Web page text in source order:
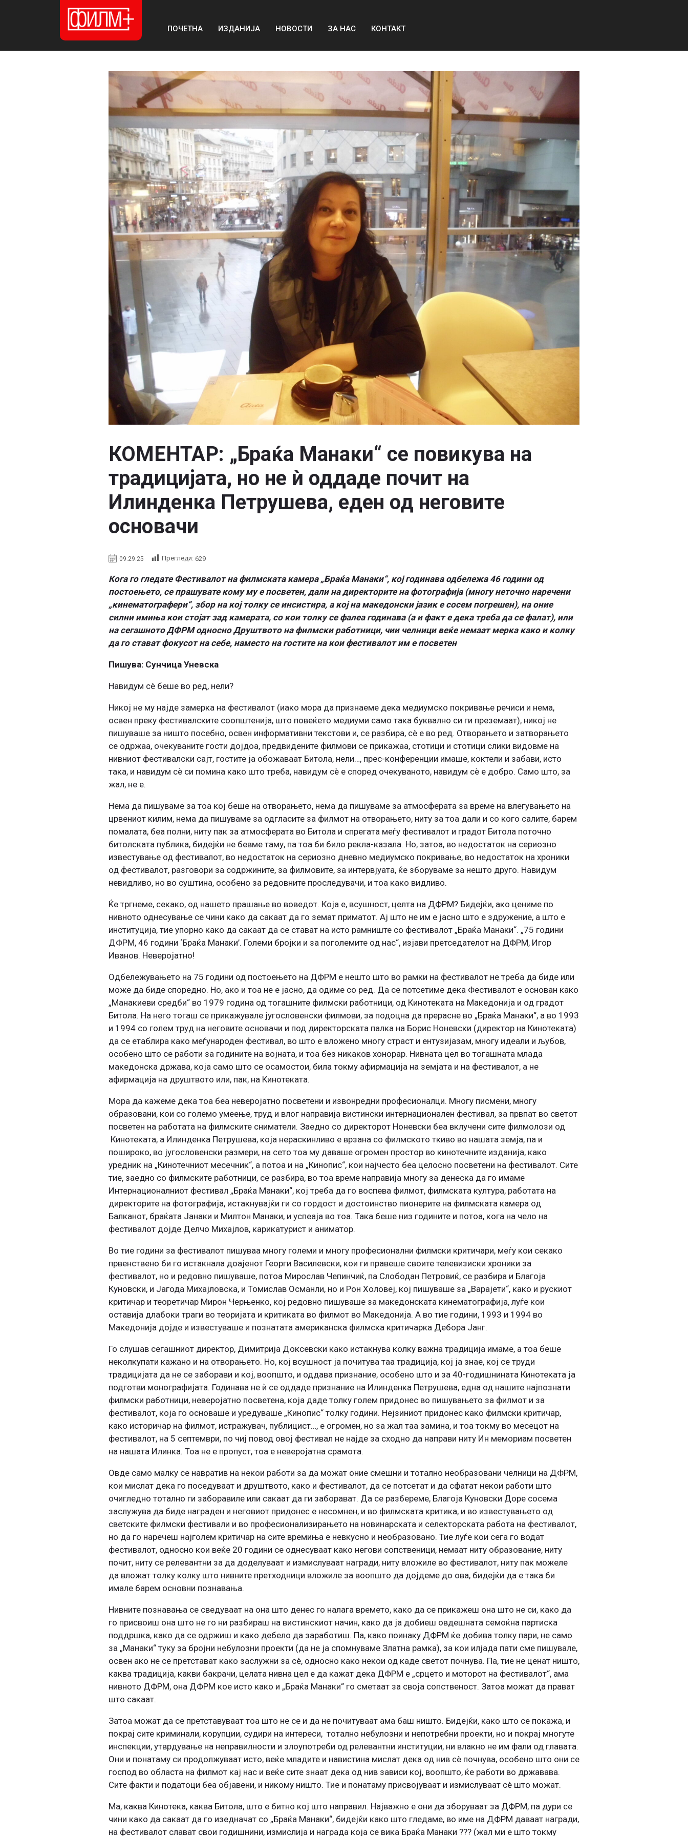
ПОЧЕТНА ИЗДАНИЈА НОВОСТИ ЗА НАС КОНТАКТ
КОМЕНТАР: „Браќа Манаки“ се повикува на
традицијата, но не ѝ оддаде почит на
Илинденка Петрушева, еден од неговите
основачи
09.29.25 Прегледи: 629
Кога го гледате Фестивалот на филмската камера „Браќа Манаки“, кој годинава одбележа 46 години од
постоењето, се прашувате кому му е посветен, дали на директорите на фотографија (многу неточно наречени
„кинематографери“, збор на кој толку се инсистира, а кој на македонски јазик е сосем погрешен), на оние
силни имиња кои стојат зад камерата, со кои толку се фалеа годинава (а и факт е дека треба да се фалат), или
на сегашното ДФРМ односно Друштвото на филмски работници, чии челници веќе немаат мерка како и колку
да го стават фокусот на себе, наместо на гостите на кои фестивалот им е посветен
Пишува: Сунчица Уневска
Навидум сè беше во ред, нели?
Никој не му најде замерка на фестивалот (иако мора да признаеме дека медиумско покривање речиси и нема,
освен преку фестивалските соопштенија, што повеќето медиуми само така буквално си ги преземаат), никој не
пишуваше за ништо посебно, освен информативни текстови и, се разбира, сè е во ред. Отворањето и затворањето
се одржаа, очекуваните гости дојдоа, предвидените филмови се прикажаа, стотици и стотици слики видовме на
нивниот фестивалски сајт, гостите ја обожаваат Битола, нели…, прес-конференции имаше, коктели и забави, исто
така, и навидум сè си помина како што треба, навидум сè е според очекуваното, навидум сè е добро. Само што, за
жал, не е.
Нема да пишуваме за тоа кој беше на отворањето, нема да пишуваме за атмосферата за време на влегувањето на
црвениот килим, нема да пишуваме за одгласите за филмот на отворањето, ниту за тоа дали и со кого салите, барем
помалата, беа полни, ниту пак за атмосферата во Битола и спрегата меѓу фестивалот и градот Битола поточно
битолската публика, бидејќи не бевме таму, па тоа би било рекла-казала. Но, затоа, во недостаток на сериозно
известување од фестивалот, во недостаток на сериозно дневно медиумско покривање, во недостаток на хроники
од фестивалот, разговори за содржините, за филмовите, за интервјуата, ќе зборуваме за нешто друго. Навидум
невидливо, но во суштина, особено за редовните проследувачи, и тоа како видливо.
Ќе тргнеме, секако, од нашето прашање во воведот. Која е, всушност, целта на ДФРМ? Бидејќи, ако цениме по
нивното однесување се чини како да сакаат да го земат приматот. Ај што не им е јасно што е здружение, а што е
институција, тие упорно како да сакаат да се стават на исто рамниште со фестивалот „Браќа Манаки“. „75 години
ДФРМ, 46 години ‘Браќа Манаки’. Големи бројки и за поголемите од нас“, изјави претседателот на ДФРМ, Игор
Иванов. Неверојатно!
Одбележувањето на 75 години од постоењето на ДФРМ е нешто што во рамки на фестивалот не треба да биде или
може да биде споредно. Но, ако и тоа не е јасно, да одиме со ред. Да се потсетиме дека Фестивалот е основан како
„Манакиеви средби“ во 1979 година од тогашните филмски работници, од Кинотеката на Македонија и од градот
Битола. На него тогаш се прикажувале југословенски филмови, за подоцна да прерасне во „Браќа Манаки“, а во 1993
и 1994 со голем труд на неговите основачи и под директорската палка на Борис Ноневски (директор на Кинотеката)
да се етаблира како меѓународен фестивал, во што е вложено многу страст и ентузијазам, многу идеали и љубов,
особено што се работи за годините на војната, и тоа без никаков хонорар. Нивната цел во тогашната млада
македонска држава, која само што се осамостои, била токму афирмација на земјата и на фестивалот, а не
афирмација на друштвото или, пак, на Кинотеката.
Мора да кажеме дека тоа беа неверојатно посветени и извонредни професионалци. Многу писмени, многу
образовани, кои со големо умеење, труд и влог направија вистински интернационален фестивал, за првпат во светот
посветен на работата на филмските сниматели. Заедно со директорот Ноневски беа вклучени сите филмолози од
Кинотеката, а Илинденка Петрушева, која нераскинливо е врзана со филмското ткиво во нашата земја, па и
пошироко, во југословенски размери, на сето тоа му даваше огромен простор во кинотечните изданија, како
уредник на „Кинотечниот месечник“, а потоа и на „Кинопис“, кои најчесто беа целосно посветени на фестивалот. Сите
тие, заедно со филмските работници, се разбира, во тоа време направија многу за денеска да го имаме
Интернационалниот фестивал „Браќа Манаки“, кој треба да го воспева филмот, филмската култура, работата на
директорите на фотографија, истакнувајќи ги со гордост и достоинство пионерите на филмската камера од
Балканот, браќата Јанаки и Милтон Манаки, и успеаја во тоа. Така беше низ годините и потоа, кога на чело на
фестивалот дојде Делчо Михајлов, карикатурист и аниматор.
Во тие години за фестивалот пишуваа многу големи и многу професионални филмски критичари, меѓу кои секако
првенствено би го истакнала доајенот Георги Василевски, кои ги правеше своите телевизиски хроники за
фестивалот, но и редовно пишуваше, потоа Мирослав Чепинчиќ, па Слободан Петровиќ, се разбира и Благоја
Куновски, и Јагода Михајловска, и Томислав Османли, но и Рон Холовеј, кој пишуваше за „Варајети“, како и рускиот
критичар и теоретичар Мирон Черњенко, кој редовно пишуваше за македонската кинематографија, луѓе кои
оставија длабоки траги во теоријата и критиката во филмот во Македонија. А во тие години, 1993 и 1994 во
Македонија дојде и известуваше и познатата американска филмска критичарка Дебора Јанг.
Го слушав сегашниот директор, Димитрија Доксевски како истакнува колку важна традиција имаме, а тоа беше
неколкупати кажано и на отворањето. Но, кој всушност ја почитува таа традиција, кој ја знае, кој се труди
традицијата да не се заборави и кој, воопшто, и оддава признание, особено што и за 40-годишнината Кинотеката ја
подготви монографијата. Годинава не ѝ се оддаде признание на Илинденка Петрушева, една од нашите најпознати
филмски работници, неверојатно посветена, која даде толку голем придонес во пишувањето за филмот и за
фестивалот, која го основаше и уредуваше „Кинопис“ толку години. Нејзиниот придонес како филмски критичар,
како историчар на филмот, истражувач, публицист…, е огромен, но за жал таа замина, и тоа токму во месецот на
фестивалот, на 5 септември, по чиј повод овој фестивал не најде за сходно да направи ниту Ин мемориам посветен
на нашата Илинка. Тоа не е пропуст, тоа е неверојатна срамота.
Овде само малку се навратив на некои работи за да можат оние смешни и тотално необразовани челници на ДФРМ,
кои мислат дека го поседуваат и друштвото, како и фестивалот, да се потсетат и да сфатат некои работи што
очигледно тотално ги заборавиле или сакаат да ги заборават. Да се разбереме, Благоја Куновски Доре сосема
заслужува да биде награден и неговиот придонес е несомнен, и во филмската критика, и во известувањето од
светските филмски фестивали и во професионализирањето на новинарската и селекторската работа на фестивалот,
но да го наречеш најголем критичар на сите времиња е невкусно и необразовано. Тие луѓе кои сега го водат
фестивалот, односно кои веќе 20 години се однесуваат како негови сопственици, немаат ниту образование, ниту
почит, ниту се релевантни за да доделуваат и измислуваат награди, ниту вложиле во фестивалот, ниту пак можеле
да вложат толку колку што нивните претходници вложиле за воопшто да дојдеме до ова, бидејќи да е така би
имале барем основни познавања.
Нивните познавања се сведуваат на она што денес го налага времето, како да се прикажеш она што не си, како да
го присвоиш она што не го ни разбираш на вистинскиот начин, како да ја добиеш овдешната семоќна партиска
поддршка, како да се одржиш и како дебело да заработиш. Па, како поинаку ДФРМ ќе добива толку пари, не само
за „Манаки“ туку за бројни небулозни проекти (да не ја спомнуваме Златна рамка), за кои илјада пати сме пишувале,
освен ако не се претстават како заслужни за сè, односно како некои од каде светот почнува. Па, тие не ценат ништо,
каква традиција, какви бакрачи, целата нивна цел е да кажат дека ДФРМ е „срцето и моторот на фестивалот“, ама
нивното ДФРМ, она ДФРМ кое исто како и „Браќа Манаки“ го сметаат за своја сопственост. Затоа можат да прават
што сакаат.
Затоа можат да се претставуваат тоа што не се и да не почитуваат ама баш ништо. Бидејќи, како што се покажа, и
покрај сите криминали, корупции, судири на интереси, тотално небулозни и непотребни проекти, но и покрај многуте
инспекции, утврдување на неправилности и злоупотреби од релевантни институции, ни влакно не им фали од главата.
Они и понатаму си продолжуваат исто, веќе младите и навистина мислат дека од нив сè почнува, особено што они се
господ во областа на филмот кај нас и веќе сите знаат дека од нив зависи кој, воопшто, ќе работи во државава.
Сите факти и податоци беа објавени, и никому ништо. Тие и понатаму присвојуваат и измислуваат сè што можат.
Ма, каква Кинотека, каква Битола, што е битно кој што направил. Најважно е они да зборуваат за ДФРМ, па дури се
чини како да сакаат да го изедначат со „Браќа Манаки“, бидејќи како што гледаме, во име на ДФРМ даваат награди,
на фестивалот слават свои годишнини, измислија и награда која се вика Браќа Манаки ??? (жал ми е што токму